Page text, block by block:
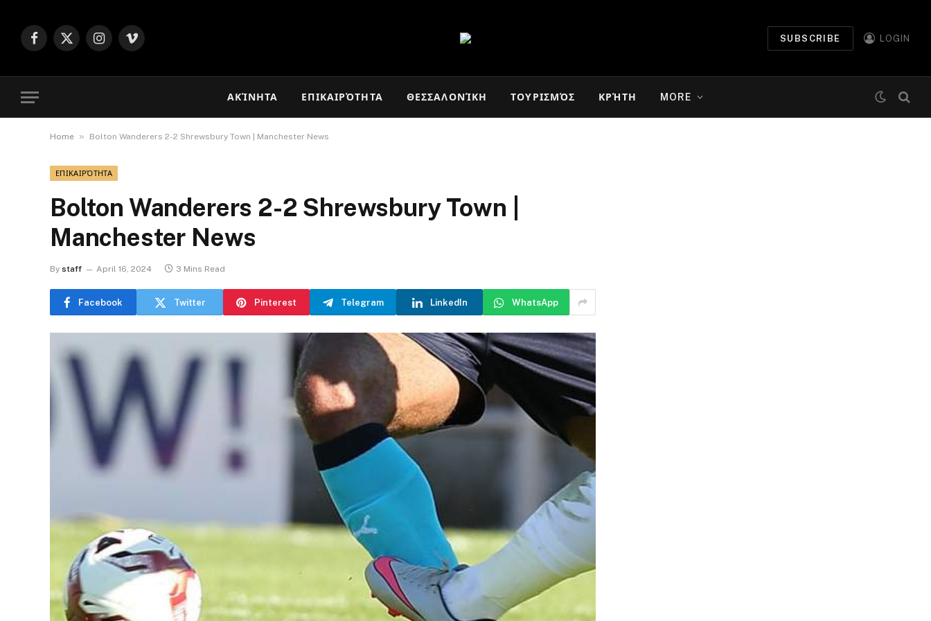
Facebook
X
Instagram
Vimeo
SUBSCRIBE LOGIN
ΑΚΊΝΗΤΑ ΕΠΙΚΑΙΡΌΤΗΤΑ ΘΕΣΣΑΛΟΝΊΚΗ ΤΟΥΡΙΣΜΌΣ ΚΡΉΤΗ MORE
Home » Bolton Wanderers 2-2 Shrewsbury Town | Manchester News
ΕΠΙΚΑΙΡΌΤΗΤΑ
Bolton Wanderers 2-2 Shrewsbury Town |
Manchester News
By staff April 16, 2024 3 Mins Read
Facebook Twitter Pinterest Telegram LinkedIn WhatsApp